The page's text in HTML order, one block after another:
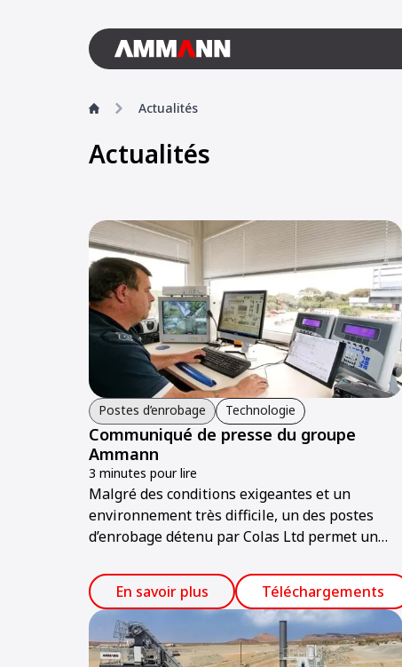
Actualités
Actualités
Postes d’enrobage Technologie
Communiqué de presse du groupe
Ammann
3 minutes pour lire
Malgré des conditions exigeantes et un
environnement très difficile, un des postes
d’enrobage détenu par Colas Ltd permet un
En savoir plus
Téléchargements